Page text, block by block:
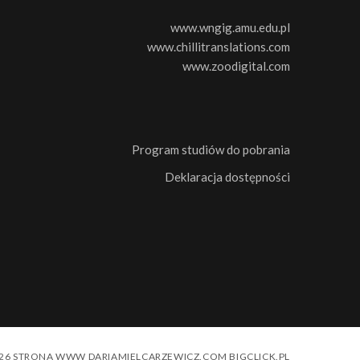
www.wngig.amu.edu.pl
www.chillitranslations.com
www.zoodigital.com
Program studiów do pobrania
Deklaracja dostępności
STRONA WWW DARIAMIELCARZEWICZ.COM BIGCLICK.PL